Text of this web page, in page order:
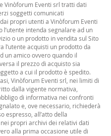
Vinòforum Eventi srl tratti dati
soggetti comunicati
propri utenti a Vinòforum Eventi
l’utente intenda segnalare ad un
o un prodotto in vendita sul Sito
l’utente acquisti un prodotto da
un amico ovvero quando il
il prezzo di acquisto sia
a cui il prodotto è spedito.
Vinòforum Eventi srl, nei limiti di
dalla vigente normativa,
di informativa nei confronti
e, ove necessario, richiederà
espresso, all’atto della
propri archivi dei relativi dati
alla prima occasione utile di